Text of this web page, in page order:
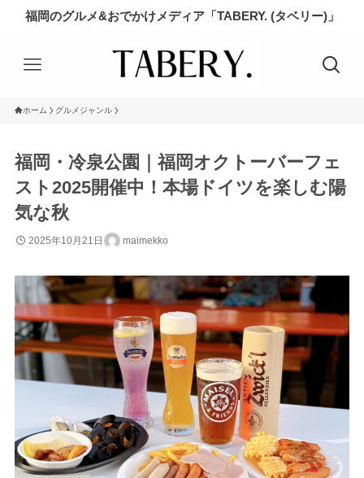
福岡のグルメ&おでかけメディア「TABERY. (タベリー)」
ホーム グルメジャンル
福岡・冷泉公園｜福岡オクトーバーフェ
スト2025開催中！本場ドイツを楽しむ陽
気な秋
2025年10月21日 maimekko